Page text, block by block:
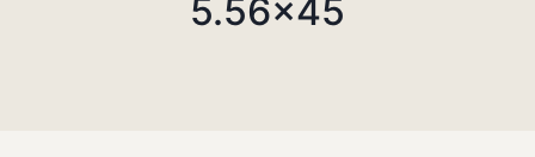
5.56×45